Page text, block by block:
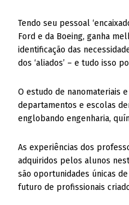
Tendo seu pessoal
Ford e da Boeing, ganha
identificação das
dos ‘aliados’ – e tudo isso
O estudo de nanomateriais
departamentos e escolas
englobando engenharia,
As experiências dos
adquiridos pelos alunos
são oportunidades únicas
futuro de profissionais